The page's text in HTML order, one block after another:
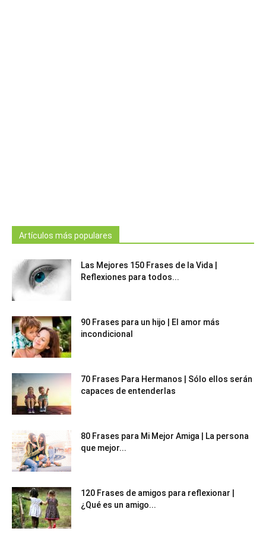
Artículos más populares
Las Mejores 150 Frases de la Vida |
Reflexiones para todos...
90 Frases para un hijo | El amor más
incondicional
70 Frases Para Hermanos | Sólo ellos serán
capaces de entenderlas
80 Frases para Mi Mejor Amiga | La persona
que mejor...
120 Frases de amigos para reflexionar |
¿Qué es un amigo...